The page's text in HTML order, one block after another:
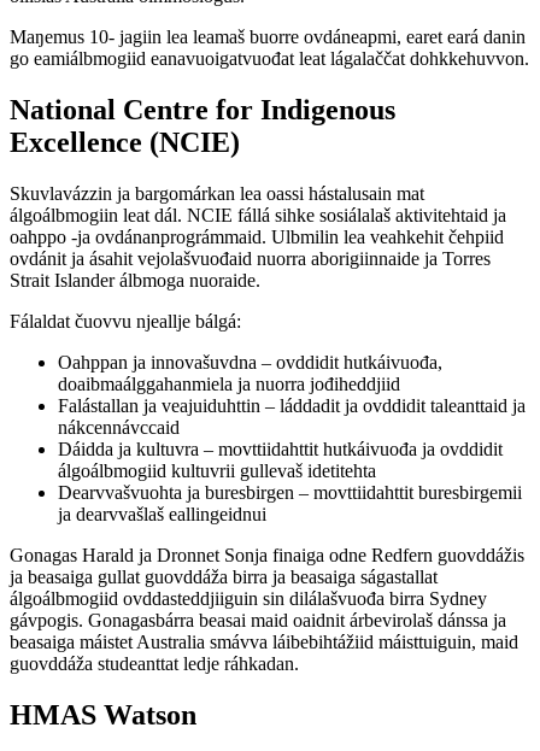
Maŋemus 10- jagiin lea leamaš buorre ovdáneapmi, earet eará danin
go eamiálbmogiid eanavuoigatvuođat leat lágalaččat dohkkehuvvon.
National Centre for Indigenous
Excellence (NCIE)
Skuvlavázzin ja bargomárkan lea oassi hástalusain mat
álgoálbmogiin leat dál. NCIE fállá sihke sosiálalaš aktivitehtaid ja
oahppo -ja ovdánanprográmmaid. Ulbmilin lea veahkehit čehpiid
ovdánit ja ásahit vejolašvuođaid nuorra aborigiinnaide ja Torres
Strait Islander álbmoga nuoraide.
Fálaldat čuovvu njeallje bálgá:
Oahppan ja innovašuvdna – ovddidit hutkáivuođa,
doaibmaálggahanmiela ja nuorra jođiheddjiid
Falástallan ja veajuiduhttin – láddadit ja ovddidit taleanttaid ja
nákcennávccaid
Dáidda ja kultuvra – movttiidahttit hutkáivuođa ja ovddidit
álgoálbmogiid kultuvrii gullevaš idetitehta
Dearvvašvuohta ja buresbirgen – movttiidahttit buresbirgemii
ja dearvvašlaš eallingeidnui
Gonagas Harald ja Dronnet Sonja finaiga odne Redfern guovddážis
ja beasaiga gullat guovddáža birra ja beasaiga ságastallat
álgoálbmogiid ovddasteddjiiguin sin dilálašvuođa birra Sydney
gávpogis. Gonagasbárra beasai maid oaidnit árbevirolaš dánssa ja
beasaiga máistet Australia smávva láibebihtážiid máisttuiguin, maid
guovddáža studeanttat ledje ráhkadan.
HMAS Watson